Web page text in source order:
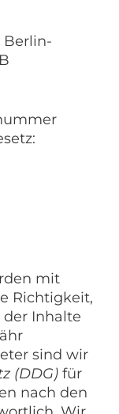
Berlin-
mit
Richtigkeit,
Inhalte
sind wir
(DDG)für
nach den